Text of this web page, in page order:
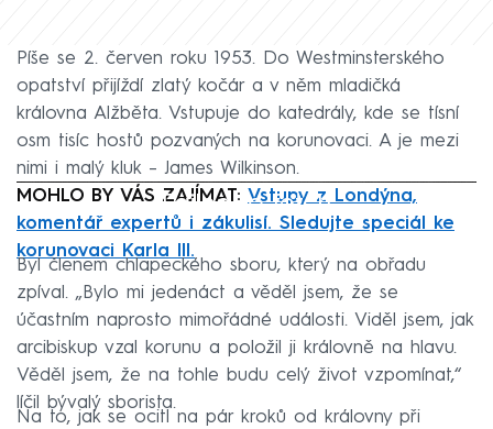
Píše se 2. červen roku 1953. Do Westminsterského
opatství přijíždí zlatý kočár a v něm mladičká
královna Alžběta. Vstupuje do katedrály, kde se tísní
osm tisíc hostů pozvaných na korunovaci. A je mezi
nimi i malý kluk – James Wilkinson.
Failed to fetch
MOHLO BY VÁS ZAJÍMAT: Vstupy z Londýna,
komentář expertů i zákulisí. Sledujte speciál ke
korunovaci Karla III.
Byl členem chlapeckého sboru, který na obřadu
zpíval. „Bylo mi jedenáct a věděl jsem, že se
účastním naprosto mimořádné události. Viděl jsem, jak
arcibiskup vzal korunu a položil ji královně na hlavu.
Věděl jsem, že na tohle budu celý život vzpomínat,“
líčil bývalý sborista.
Na to, jak se ocitl na pár kroků od královny při